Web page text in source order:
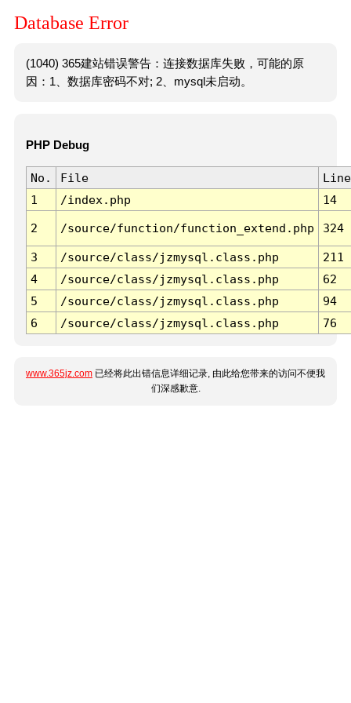
Database Error
(1040) 365建站错误警告：连接数据库失败，可能的原
因：1、数据库密码不对; 2、mysql未启动。
PHP Debug
No. File
Line
1
/index.php 14
2 /source/function/function_extend.php 324
3 /source/class/jzmysql.class.php
211
4
/source/class/jzmysql.class.php
62
5
/source/class/jzmysql.class.php
94
6
/source/class/jzmysql.class.php 76
www.365jz.com 已经将此出错信息详细记录, 由此给您带来的访问不便我
们深感歉意.